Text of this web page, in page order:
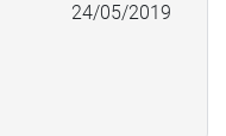
24/05/2019